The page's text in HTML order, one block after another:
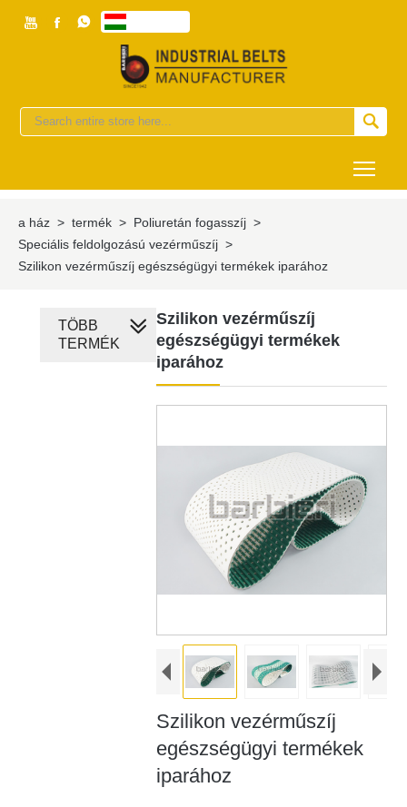
  

a ház > termék > Poliuretán fogasszíj >
Speciális feldolgozású vezérműszíj >
Szilikon vezérműszíj egészségügyi termékek iparához
Szilikon vezérműszíj
egészségügyi termékek
iparához
Szilikon vezérműszíj
egészségügyi termékek
iparához
TÖBB
TERMÉK